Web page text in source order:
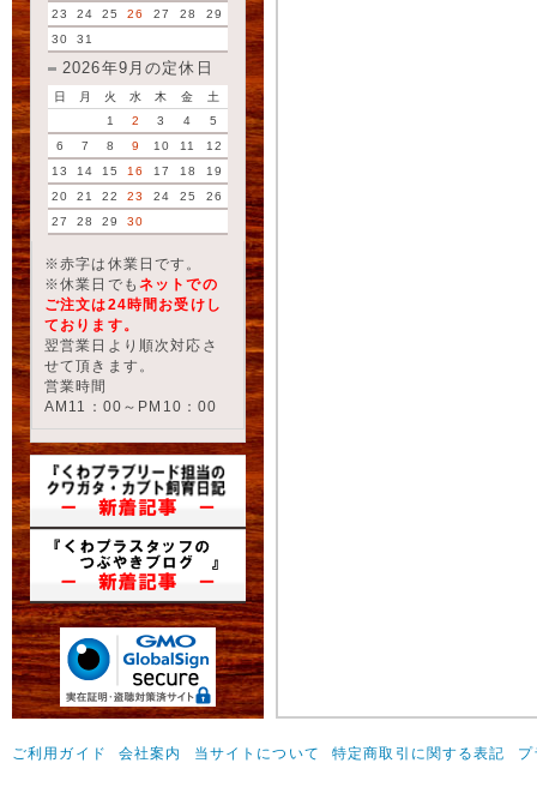
23
24 25 26 27 28
29
30
31
2026年9月の定休日
日 月 火 水 木 金
土
1
2 3 4
5
6
7 8 9 10 11
12
13
14 15 16 17 18
19
20
21 22 23 24 25
26
27
28 29 30
※赤字は休業日です。
※休業日でも ネットでの
ご注文は24時間お受けし
ております。
翌営業日より順次対応さ
せて頂きます。
営業時間
AM11：00～PM10：00
ご利用ガイド 会社案内 当サイトについて 特定商取引に関する表記 プ